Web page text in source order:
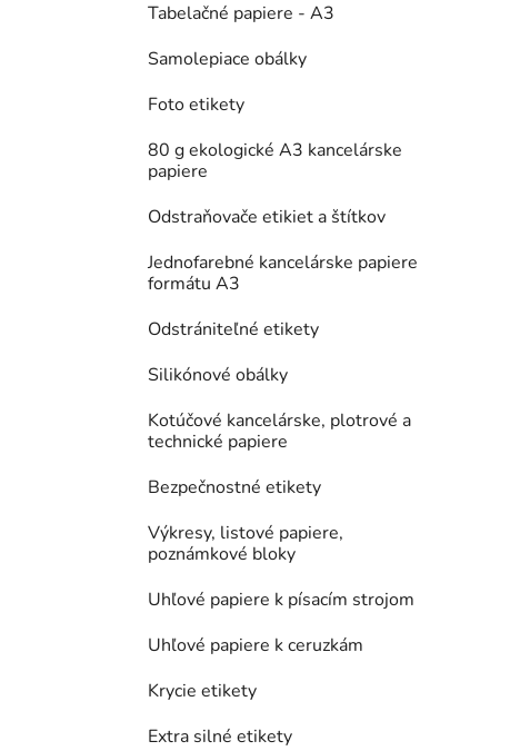
Tabelačné papiere - A3
Samolepiace obálky
Foto etikety
80 g ekologické A3 kancelárske
papiere
Odstraňovače etikiet a štítkov
Jednofarebné kancelárske papiere
formátu A3
Odstrániteľné etikety
Silikónové obálky
Kotúčové kancelárske, plotrové a
technické papiere
Bezpečnostné etikety
Výkresy, listové papiere,
poznámkové bloky
Uhľové papiere k písacím strojom
Uhľové papiere k ceruzkám
Krycie etikety
Extra silné etikety